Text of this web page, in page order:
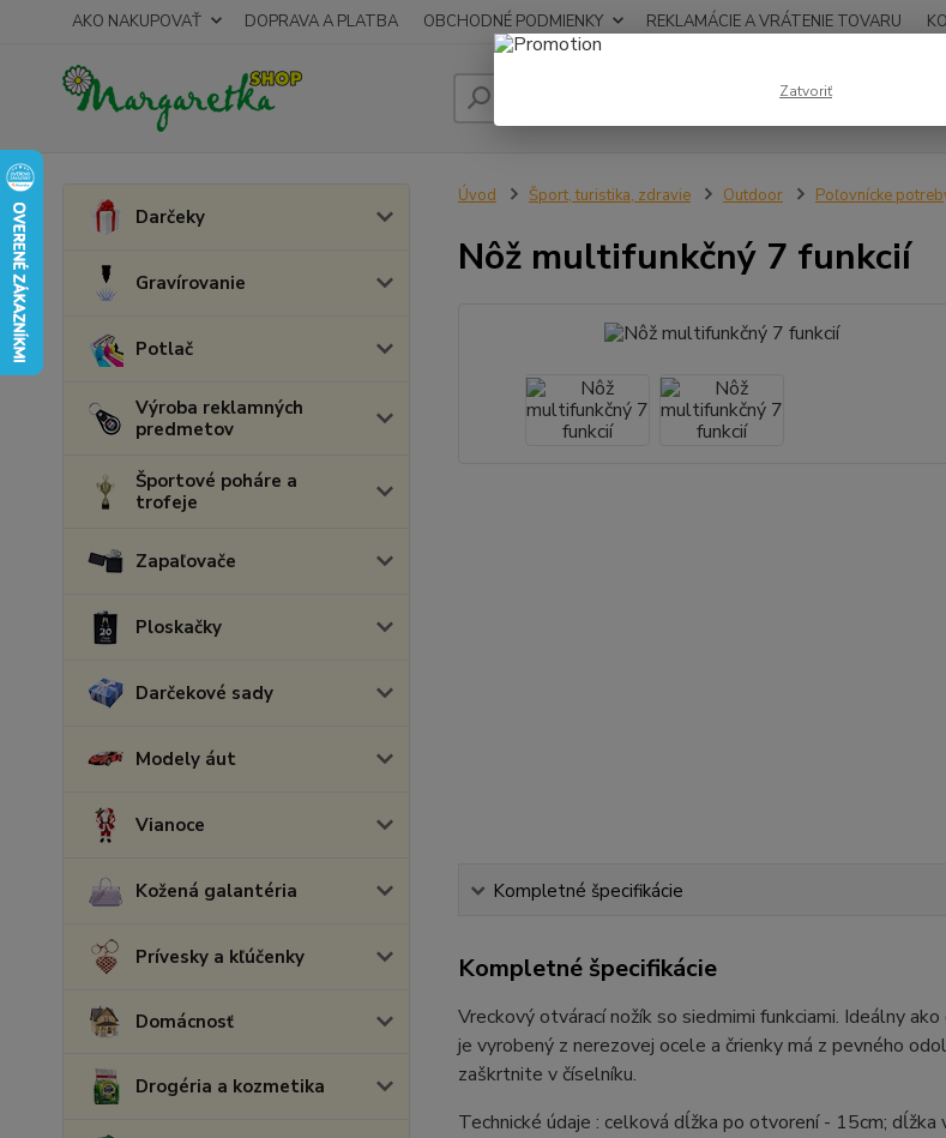
AKO NAKUPOVAŤ DOPRAVA A PLATBA OBCHODNÉ PODMIENKY REKLAMÁCIE A VRÁTENIE TOVARU
Hľadať
Darčeky
Gravírovanie
Potlač
Výroba reklamných
predmetov
Športové poháre a
trofeje
Zapaľovače
Ploskačky
Darčekové sady
Modely áut
Vianoce
Kožená galantéria
Prívesky a kľúčenky
Domácnosť
Drogéria a kozmetika
Úvod Šport, turistika, zdravie Outdoor Poľovnícke
Nôž multifunkčný 7 funkcií
Kompletné špecifikácie
Kompletné špecifikácie
Vreckový otvárací nožík so siedmimi funkciami. Ideálny
je vyrobený z nerezovej ocele a črienky má z pevného
zaškrtnite v číselníku.
Technické údaje : celková dĺžka po otvorení - 15cm;
Zatvoriť